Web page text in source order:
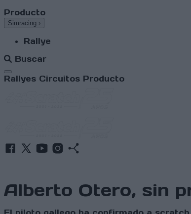
Producto
Simracing ›
Rallye
Buscar
Abrir menú
Rallyes Circuitos Producto
Alberto Otero, sin